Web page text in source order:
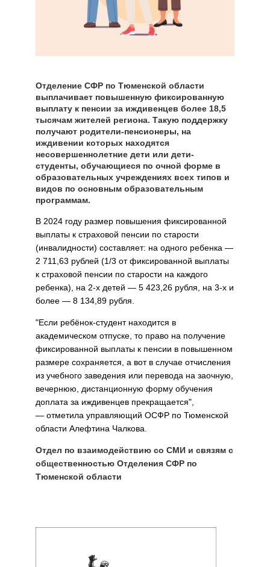
Отделение СФР по Тюменской области
выплачивает повышенную фиксированную
выплату к пенсии за иждивенцев более 18,5
тысячам жителей региона. Такую поддержку
получают родители-пенсионеры, на
иждивении которых находятся
несовершеннолетние дети или дети-
студенты, обучающиеся по очной форме в
образовательных учреждениях всех типов и
видов по основным образовательным
программам.
В 2024 году размер повышения фиксированной
выплаты к страховой пенсии по старости
(инвалидности) составляет: на одного ребенка —
2 711,63 рублей (1/3 от фиксированной выплаты
к страховой пенсии по старости на каждого
ребенка), на 2-х детей — 5 423,26 рубля, на 3-х и
более — 8 134,89 рубля.
"Если ребёнок-студент находится в
академическом отпуске, то право на получение
фиксированной выплаты к пенсии в повышенном
размере сохраняется, а вот в случае отчисления
из учебного заведения или перевода на заочную,
вечернюю, дистанционную форму обучения
доплата за иждивенцев прекращается",
— отметила управляющий ОСФР по Тюменской
области Алефтина Чалкова.
Отдел по взаимодействию со СМИ и связям с
общественностью Отделения СФР по
Тюменской области